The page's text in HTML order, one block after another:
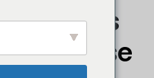
plazas
nunca se